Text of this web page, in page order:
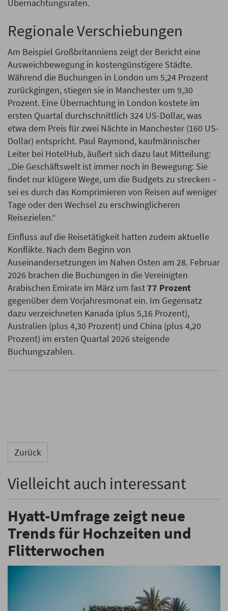
Übernachtungsraten.
Regionale Verschiebungen
Am Beispiel Großbritanniens zeigt der Bericht eine
Ausweichbewegung in kostengünstigere Städte.
Während die Buchungen in London um 5,24 Prozent
zurückgingen, stiegen sie in Manchester um 9,30
Prozent. Eine Übernachtung in London kostete im
ersten Quartal durchschnittlich 324 US-Dollar, was
etwa dem Preis für zwei Nächte in Manchester (160 US-
Dollar) entspricht. Paul Raymond, kaufmännischer
Leiter bei HotelHub, äußert sich dazu laut Mitteilung:
„Die Geschäftswelt ist immer noch in Bewegung: Sie
findet nur klügere Wege, um die Budgets zu strecken –
sei es durch das Komprimieren von Reisen auf weniger
Tage oder den Wechsel zu erschwinglicheren
Reisezielen.“
Einfluss auf die Reisetätigkeit hatten zudem aktuelle
Konflikte. Nach dem Beginn von
Auseinandersetzungen im Nahen Osten am 28. Februar
2026 brachen die Buchungen in die Vereinigten
Arabischen Emirate im März um fast77 Prozent
gegenüber dem Vorjahresmonat ein. Im Gegensatz
dazu verzeichneten Kanada (plus 5,16 Prozent),
Australien (plus 4,30 Prozent) und China (plus 4,20
Prozent) im ersten Quartal 2026 steigende
Buchungszahlen.
Zurück
Vielleicht auch interessant
Hyatt-Umfrage zeigt neue
Trends für Hochzeiten und
Flitterwochen